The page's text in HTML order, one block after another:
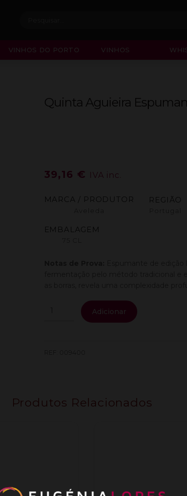
VINHOS DO PORTO VINHOS
Quinta Aguieira
39,16 € IVA inc.
MARCA / PRODUTOR REGIÃO
EMBALAGEM
Quantidade
Adicionar
Produtos Relacionados